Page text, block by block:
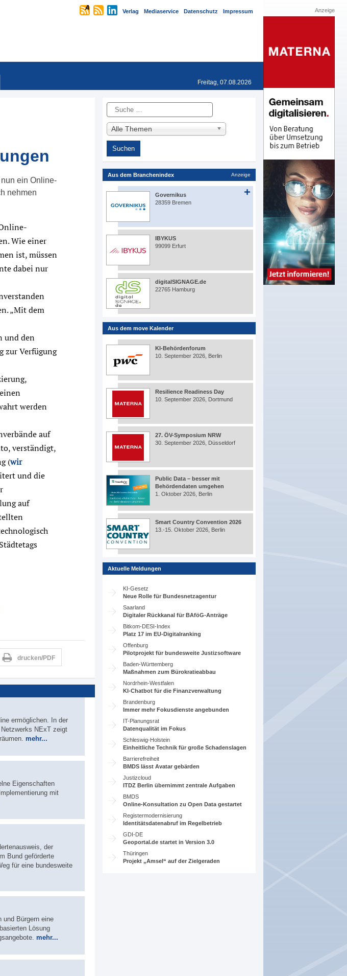
Verlag Mediaservice Datenschutz Impressum
Freitag, 07.08.2026
ein Online-
nehmen
Wie einer
ist, müssen
dabei nur
„Mit dem
und den
zur Verfügung
werden
auf
verständigt,
(wir
und die
auf
drucken/PDF
ermöglichen. In der
NExT zeigt
mehr...
Eigenschaften
mit
der
Bund geförderte
für eine bundesweite
und Bürgern eine
Lösung
mehr...
Suche
Alle Themen
Aus dem Branchenindex Anzeige
Governikus
28359 Bremen
IBYKUS
99099 Erfurt
digitalSIGNAGE.de
22765 Hamburg
Aus dem move Kalender
KI-Behördenforum
10. September 2026, Berlin
Resilience Readiness Day
10. September 2026, Dortmund
27. ÖV-Symposium NRW
30. September 2026, Düsseldorf
Public Data – besser mit
Behördendaten umgehen
1. Oktober 2026, Berlin
Smart Country Convention 2026
13.-15. Oktober 2026, Berlin
Aktuelle Meldungen
KI-Gesetz
Neue Rolle für Bundesnetzagentur
Saarland
Digitaler Rückkanal für BAföG-Anträge
Bitkom-DESI-Index
Platz 17 im EU-Digitalranking
Offenburg
Pilotprojekt für bundesweite Justizsoftware
Baden-Württemberg
Maßnahmen zum Bürokratieabbau
Nordrhein-Westfalen
KI-Chatbot für die Finanzverwaltung
Brandenburg
Immer mehr Fokusdienste angebunden
IT-Planungsrat
Datenqualität im Fokus
Schleswig-Holstein
Einheitliche Technik für große Schadenslagen
Barrierefreiheit
BMDS lässt Avatar gebärden
Justizcloud
ITDZ Berlin übernimmt zentrale Aufgaben
BMDS
Online-Konsultation zu Open Data gestartet
Registermodernisierung
Identitätsdatenabruf im Regelbetrieb
GDI-DE
Geoportal.de startet in Version 3.0
Thüringen
Projekt „Amsel“ auf der Zielgeraden
Anzeige